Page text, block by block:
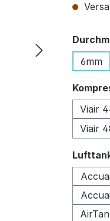
6mm
Viair
Viair